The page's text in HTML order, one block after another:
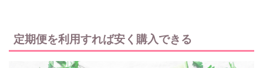
定期便を利用すれば安く購入できる